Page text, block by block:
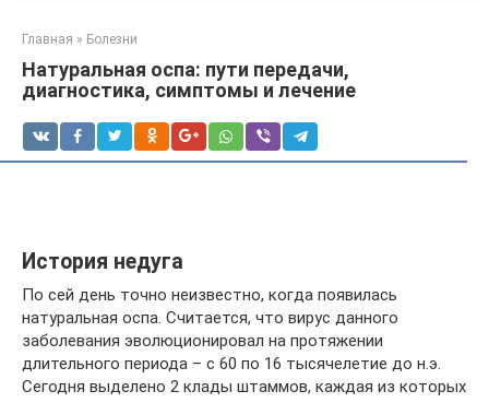
Главная » Болезни
Натуральная оспа: пути передачи,
диагностика, симптомы и лечение
История недуга
По сей день точно неизвестно, когда появилась
натуральная оспа. Считается, что вирус данного
заболевания эволюционировал на протяжении
длительного периода – с 60 по 16 тысячелетие до н.э.
Сегодня выделено 2 клады штаммов, каждая из которых